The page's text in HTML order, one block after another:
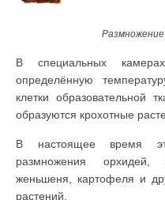
В специальных
определённую
клетки образовательной
образуются крохотные
В настоящее время
размножения орхидей,
женьшеня, картофеля и
растений.